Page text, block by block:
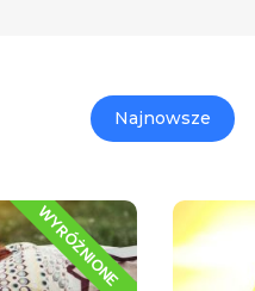
Najnowsze
WYRÓŻNIONE